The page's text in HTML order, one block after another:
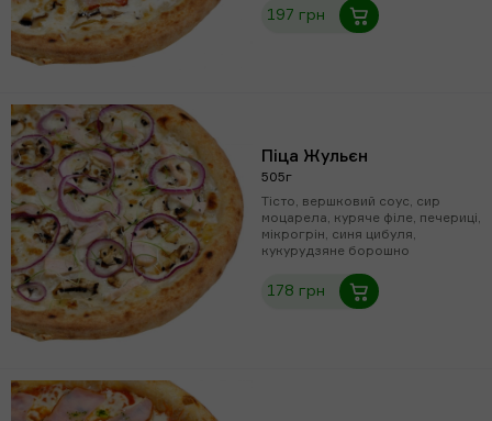
197 грн
Піца Жульєн
505г
Тісто, вершковий соус, сир
моцарела, куряче філе, печериці,
мікрогрін, синя цибуля,
кукурудзяне борошно
178 грн